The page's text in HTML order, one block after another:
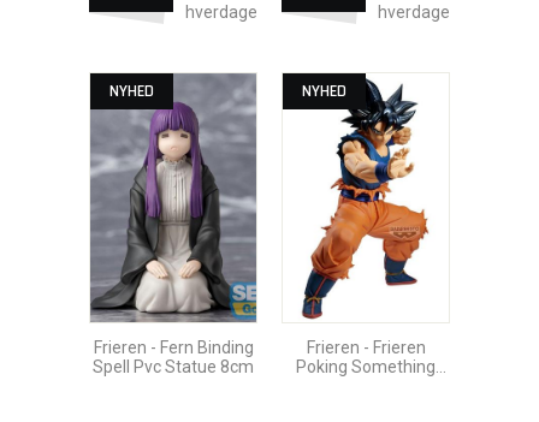
hverdage
hverdage
NYHED
Frieren - Fern Binding
Spell Pvc Statue 8cm
NYHED
Frieren - Frieren
Poking Something